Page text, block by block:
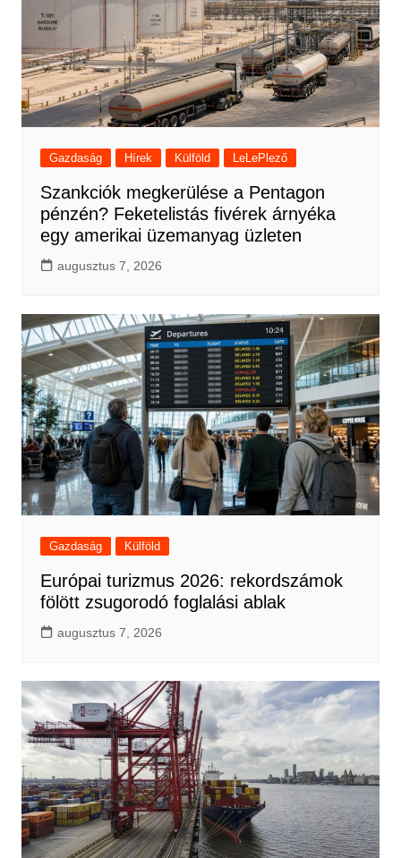
Gazdaság Hírek Külföld LeLePlező
Szankciók megkerülése a Pentagon
pénzén? Feketelistás fivérek árnyéka
egy amerikai üzemanyag üzleten
augusztus 7, 2026
Gazdaság Külföld
Európai turizmus 2026: rekordszámok
fölött zsugorodó foglalási ablak
augusztus 7, 2026